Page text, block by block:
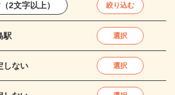
絞り込む
駅 選択
しない 選択